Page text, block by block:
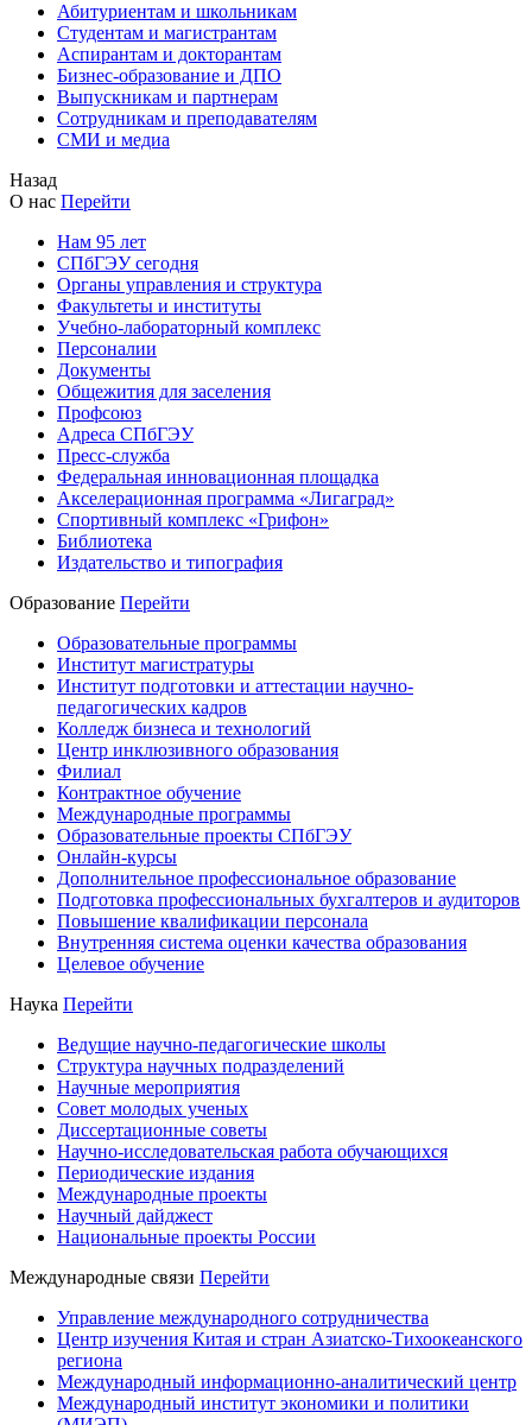
Абитуриентам и школьникам
Студентам и магистрантам
Аспирантам и докторантам
Бизнес-образование и ДПО
Выпускникам и партнерам
Сотрудникам и преподавателям
СМИ и медиа
Назад
О нас Перейти
Нам 95 лет
СПбГЭУ сегодня
Органы управления и структура
Факультеты и институты
Учебно-лабораторный комплекс
Персоналии
Документы
Общежития для заселения
Профсоюз
Адреса СПбГЭУ
Пресс-служба
Федеральная инновационная площадка
Акселерационная программа «Лигаград»­­
Спортивный комплекс «Грифон»
Библиотека
Издательство и типография
Образование Перейти
Образовательные программы
Институт магистратуры
Институт подготовки и аттестации научно-
педагогических кадров
Колледж бизнеса и технологий
Центр инклюзивного образования
Филиал
Контрактное обучение
Международные программы
Образовательные проекты СПбГЭУ
Онлайн-курсы
Дополнительное профессиональное образование
Подготовка профессиональных бухгалтеров и аудиторов
Повышение квалификации персонала
Внутренняя система оценки качества образования
Целевое обучение
Наука Перейти
Ведущие научно-педагогические школы
Структура научных подразделений
Научные мероприятия
Совет молодых ученых
Диссертационные советы
Научно-исследовательская работа обучающихся
Периодические издания
Международные проекты
Научный дайджест
Национальные проекты России
Международные связи Перейти
Управление международного сотрудничества
Центр изучения Китая и стран Азиатско-Тихоокеанского
региона
Международный информационно-аналитический центр
Международный институт экономики и политики